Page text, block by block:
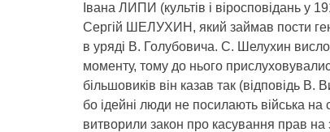
Івана ЛИПИ (культів і віросповідань у
Сергій ШЕЛУХИН, який займав пости
в уряді В. Голубовича. С. Шелухин
моменту, тому до нього
більшовиків він казав так (відповідь
бо ідейні люди не посилають війська на
витворили закон про касування прав